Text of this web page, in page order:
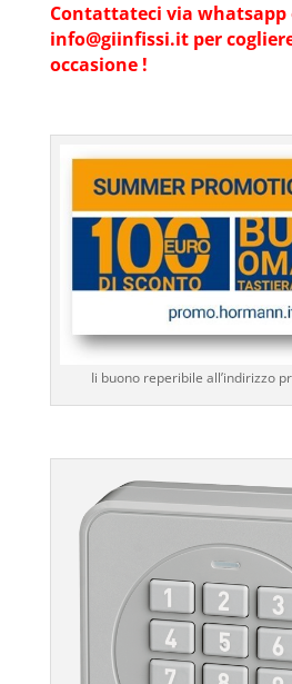
Contattateci via whatsapp
ti.issifniig
@ofni
per
occasione !
Ii buono reperibile all’indirizzo